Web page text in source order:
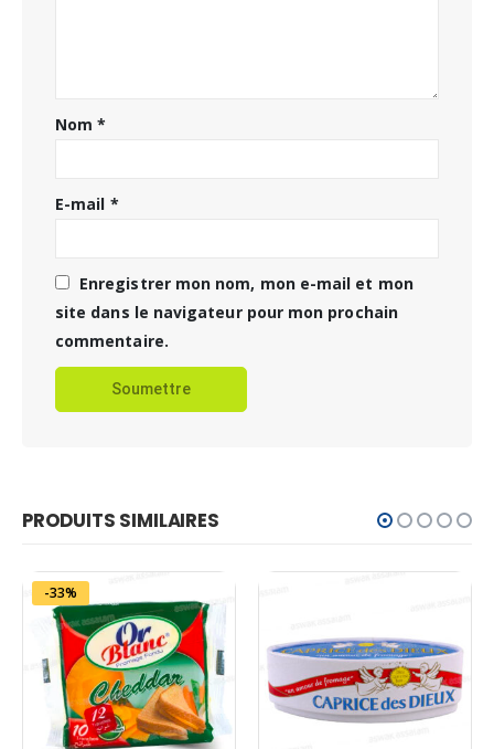
Nom*
E-mail *
Enregistrer mon nom, mon e-mail et mon
site dans le navigateur pour mon prochain
commentaire.
PRODUITS SIMILAIRES
-33%